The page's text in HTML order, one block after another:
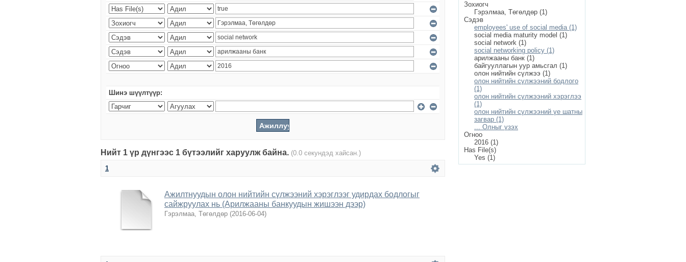
Шинэ шүүлтүүр:
Нийт 1 үр дүнгээс 1 бүтээлийг харуулж байна. (0.0 секундэд хайсан.)
1
Ажилтнуудын олон нийтийн сүлжээний хэрэглээг удирдах бодлогыг
сайжруулах нь (Арилжааны банкуудын жишээн дээр)
Гэрэлмаа, Төгөлдөр (2016-06-04)
Зохиогч
Гэрэлмаа, Төгөлдөр (1)
Сэдэв
employees' use of social media (1)
social media maturity model (1)
social network (1)
social networking policy (1)
арилжааны банк (1)
байгууллагын уур амьсгал (1)
олон нийтийн сүлжээ (1)
олон нийтийн сүлжээний бодлого
(1)
олон нийтийн сүлжээний хэрэглээ
(1)
олон нийтийн сүлжээний үе шатны
загвар (1)
... Олныг үзэх
Огноо
2016 (1)
Has File(s)
Yes (1)